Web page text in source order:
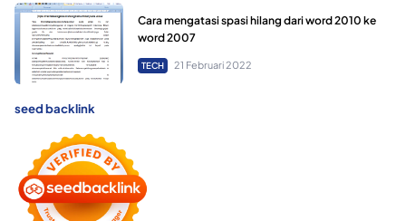
Cara mengatasi spasi hilang dari word 2010 ke
word 2007
TECH 21 Februari 2022
seed backlink